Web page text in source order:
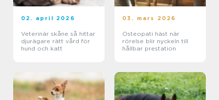
02. april 2026
Veterinär skåne så hittar
djurägare rätt vård för
hund och katt
03. mars 2026
Osteopati häst när
rörelse blir nyckeln till
hållbar prestation